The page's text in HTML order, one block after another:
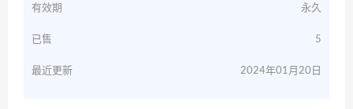
有效期 永久
已售 5
最近更新 2024年01月20日